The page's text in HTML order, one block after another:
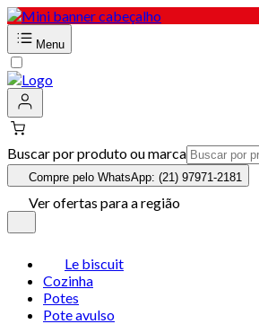
Menu
Buscar por produto ou marca
Compre pelo WhatsApp: (21) 97971-2181
Ver ofertas para a região
Le biscuit
Cozinha
Potes
Pote avulso